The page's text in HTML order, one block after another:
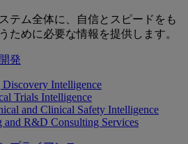
テム全体に、自信とスピードをも
ために必要な情報を提供します。
発
Intelligence
Trials Intelligence
and Clinical Safety Intelligence
and R&D Consulting Services